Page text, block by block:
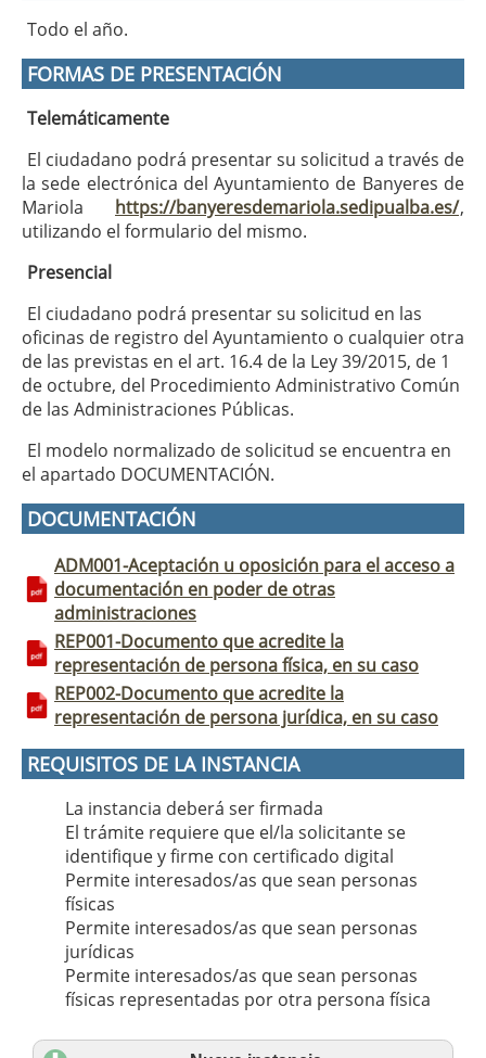
Todo el año.
FORMAS DE PRESENTACIÓN
Telemáticamente
El ciudadano podrá presentar su solicitud a través de
la sede electrónica del Ayuntamiento de Banyeres de
Mariola https://banyeresdemariola.sedipualba.es/,
utilizando el formulario del mismo.
Presencial
El ciudadano podrá presentar su solicitud en las
oficinas de registro del Ayuntamiento o cualquier otra
de las previstas en el art. 16.4 de la Ley 39/2015, de 1
de octubre, del Procedimiento Administrativo Común
de las Administraciones Públicas.
El modelo normalizado de solicitud se encuentra en
el apartado DOCUMENTACIÓN.
DOCUMENTACIÓN
ADM001-Aceptación u oposición para el acceso a
documentación en poder de otras
administraciones
REP001-Documento que acredite la
representación de persona física, en su caso
REP002-Documento que acredite la
representación de persona jurídica, en su caso
REQUISITOS DE LA INSTANCIA
La instancia deberá ser firmada
El trámite requiere que el/la solicitante se
identifique y firme con certificado digital
Permite interesados/as que sean personas
físicas
Permite interesados/as que sean personas
jurídicas
Permite interesados/as que sean personas
físicas representadas por otra persona física